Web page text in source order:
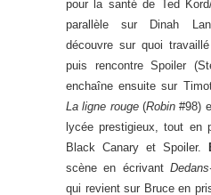
pour la santé de Ted
parallèle sur Dinah
découvre sur quoi
puis rencontre Spoiler
enchaîne ensuite sur
La ligne rouge(Robin #98)
lycée prestigieux, tout en
Black Canary et Spoiler.
scène en écrivant
qui revient sur Bruce en